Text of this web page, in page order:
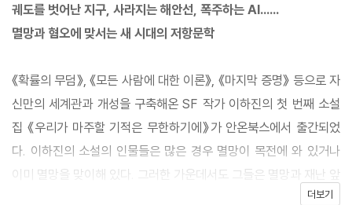
궤도를 벗어난 지구, 사라지는 해안선, 폭주하는 AI……
멸망과 혐오에 맞서는 새 시대의 저항문학
《확률의 무덤》, 《모든 사람에 대한 이론》, 《마지막 증명》 등으로 자
신만의 세계관과 개성을 구축해온 SF 작가 이하진의 첫 번째 소설
집 《우리가 마주할 기적은 무한하기에》가 안온북스에서 출간되었
다. 이하진의 소설의 인물들은 많은 경우 멸망이 목전에 와 있거나
이미 멸망을 맞이해 있다. 그러한 가운데서도 그들은 멸망과 재난 앞
에서 인간의 존엄을 지키려 애쓴다. 먼저 떠난 이들을 애도하고, 남
더보기